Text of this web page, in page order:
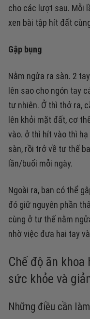
cho các lượt sau. Mỗi
xen bài tập hít đất
Gập bụng
Nằm ngửa ra sàn. 2
lên sao cho ngón tay
tự nhiên. Ở thì thở ra,
lên khỏi mặt đất, cơ
vào. ở thì hít vào thì
sàn, rồi trở về tư thế
lần/buổi mỗi ngày.
Ngoài ra, bạn có thể
đó giữ nguyên phần
cùng ở tư thế nằm
nhờ việc đưa hai tay
Chế độ ăn
sức khỏe và
Những điều cần làm